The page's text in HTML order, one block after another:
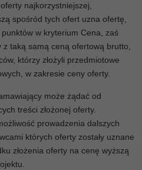
najkorzystniejszej,
spośród tych ofert uzna ofertę,
w kryterium Cena, zaś
taką samą ceną ofertową brutto,
którzy złożyli przedmiotowe
w zakresie ceny oferty.
może żądać od
treści złożonej oferty.
prowadzenia dalszych
których oferty zostały uznane
złożenia oferty na cenę wyższą